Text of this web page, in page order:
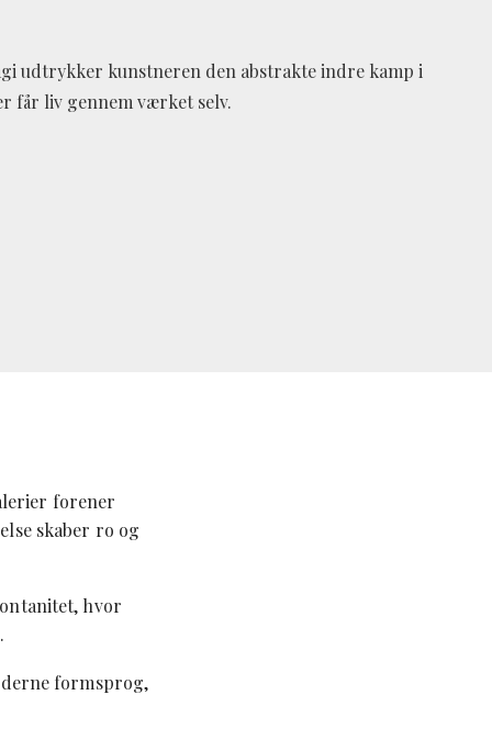
udtrykker kunstneren den abstrakte indre kamp i
får liv gennem værket selv.
forener
skaber ro og
hvor
formsprog,